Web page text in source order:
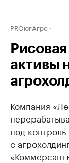
PROюгАгро
активы
Компания
под
с